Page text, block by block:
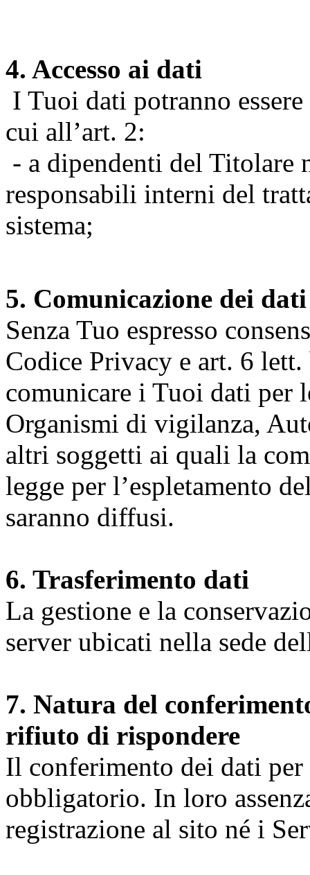
4. Accesso ai dati
I Tuoi dati potranno
cui all’art. 2:
- a dipendenti del Titolare
responsabili interni del
sistema;
5. Comunicazione dei dati
Senza Tuo espresso
Codice Privacy e art. 6
comunicare i Tuoi dati per
Organismi di vigilanza,
altri soggetti ai quali la
legge per l’espletamento
saranno diffusi.
6. Trasferimento dati
La gestione e la
server ubicati nella sede
7. Natura del
rifiuto di rispondere
Il conferimento dei dati
obbligatorio. In loro
registrazione al sito né i